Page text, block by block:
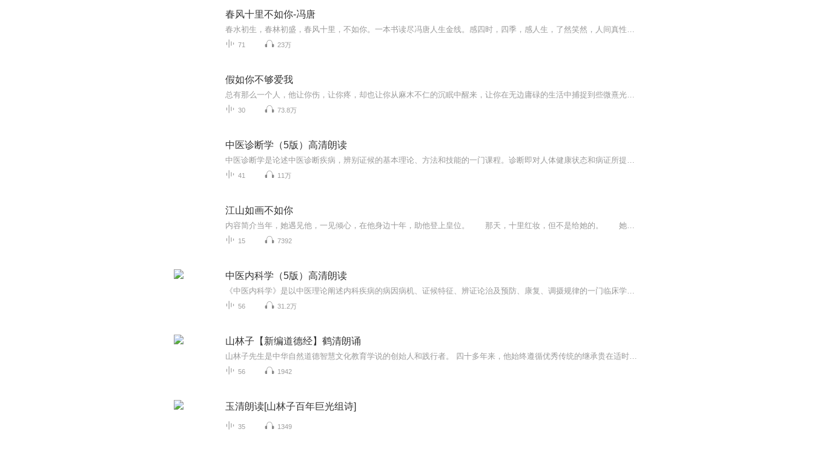
春风十里不如你-冯唐
春水初生，春林初盛，春风十里，不如你。一本书读尽冯唐人生金线。感四时，四季，感人生，了然笑然，人间真性情。
71 23万
假如你不够爱我
总有那么一个人，他让你伤，让你疼，却也让你从麻木不仁的沉眠中醒来，让你在无边庸碌的生活中捕捉到些微熹光。因为一张设计草图，欧驰屡次找上仅有一面之缘的宁诺。欧驰费尽心力调查当年事故真相，不仅解开缠绕她多年的心结，也成功劝服她重回设计业。朝...
30 73.8万
中医诊断学（5版）高清朗读
中医诊断学是论述中医诊断疾病，辨别证候的基本理论、方法和技能的一门课程。诊断即对人体健康状态和病证所提出的概括性判断。它是由基础医学引申到临床医学的桥梁，具有基础理论密切结合临床实践的特点，是中医学领域的重要组成部分。
41 11万
江山如画不如你
内容简介当年，她遇见他，一见倾心，在他身边十年，助他登上皇位。 那天，十里红妆，但不是给她的。 她得到的却只是一杯毒酒，三尺白绫。 她不甘，她愤恨，她查明了真相却依旧被他亲手杀死。 那么，当她重新归来时，重新遇到了他。她是爱着他...
15 7392
中医内科学（5版）高清朗读
《中医内科学》是以中医理论阐述内科疾病的病因病机、证候特征、辨证论治及预防、康复、调摄规律的一门临床学科。中医内科学既是一门临床学科，又是学习和研究中医其它临床学科的基础，为中医学的一门主干学科，具有非常重要的学科地位。
56 31.2万
山林子【新编道德经】鹤清朗诵
山林子先生是中华自然道德智慧文化教育学说的创始人和践行者。 四十多年来，他始终遵循优秀传统的继承贵在适时创新的理念，以马克思主义中国化、中华优秀传统文化现代化和与时俱进具体化为学术研究宗旨，以回归人类自然道德本体文化精神、复兴人类优秀传统...
56 1942
玉清朗读[山林子百年巨光组诗]
35 1349